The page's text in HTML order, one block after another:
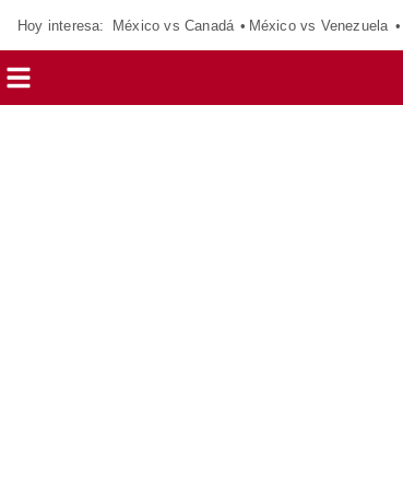
Hoy interesa: México vs Canadá México vs Venezuela